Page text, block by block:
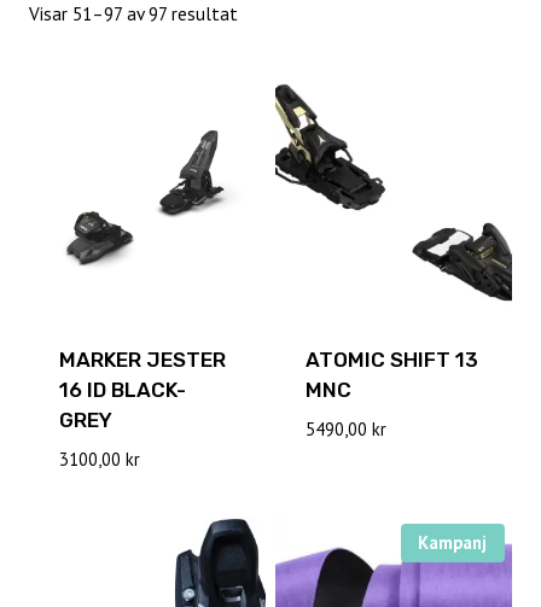
Visar 51–97 av 97 resultat
senaste
MARKER JESTER
16 ID BLACK-
GREY
3100,00 kr
ATOMIC SHIFT 13
MNC
5490,00 kr
Kampanj